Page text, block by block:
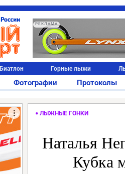
РЕКЛАМА
Биатлон Горные лыжи
Фотографии Протоколы
ЛЫЖНЫЕ ГОНКИ
Наталья
Кубка